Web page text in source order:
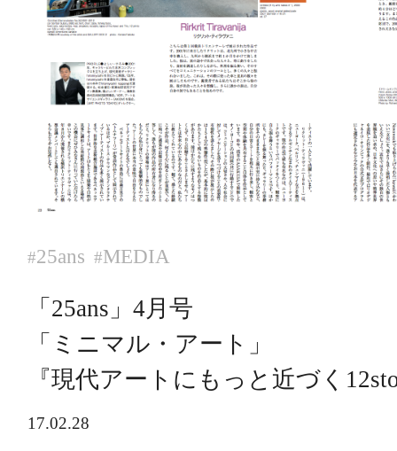
#25ans #MEDIA
「25ans」4月号
「ミニマル・アート」
『現代アートにもっと近づく
17.02.28